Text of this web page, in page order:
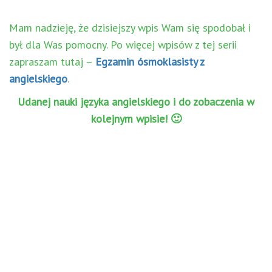
Mam nadzieję, że dzisiejszy wpis Wam się spodobał i
był dla Was pomocny. Po więcej wpisów z tej serii
zapraszam tutaj – Egzamin ósmoklasisty z
angielskiego.
Udanej nauki języka angielskiego i do zobaczenia w
kolejnym wpisie! 🙂